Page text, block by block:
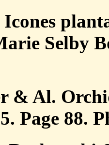
Selby
& Al.
Page 88.